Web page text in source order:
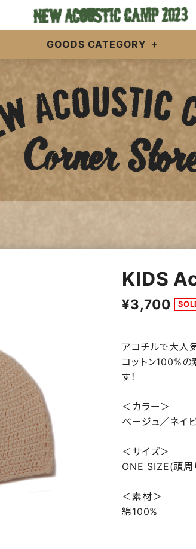
GOODS CATEGORY
KIDS
¥3,700
アコチルで大人
コットン100%
す！
＜カラー＞
ベージュ／ネイ
＜サイズ＞
ONE SIZE(頭
＜素材＞
綿100%